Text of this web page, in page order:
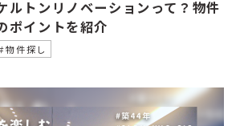
ルトンリノベーションって？物件
ポイントを紹介
物件探し